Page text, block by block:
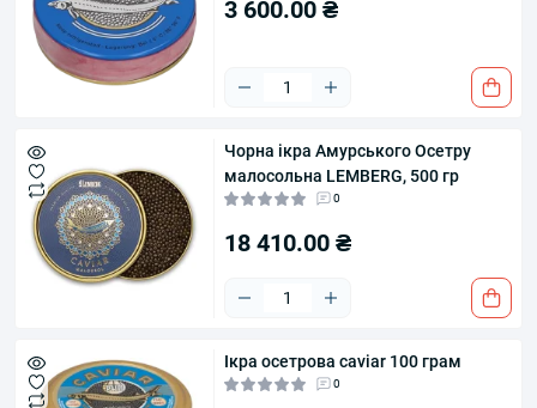
3 600.00 ₴
Чорна ікра Амурського Осетру
малосольна LEMBERG, 500 гр
0
18 410.00 ₴
Ікра осетрова caviar 100 грам
0